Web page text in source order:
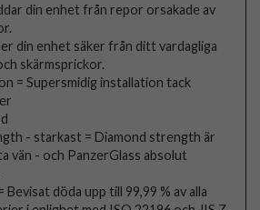
din enhet från repor orsakade av
din enhet säker från ditt vardagliga
skärmsprickor.
= Supersmidig installation tack
- starkast = Diamond strength är
vän - och PanzerGlass absolut
döda upp till 99,99 % av alla